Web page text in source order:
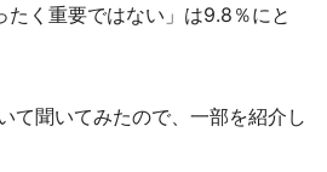
たく重要ではない」は9.8％にと
て聞いてみたので、一部を紹介し